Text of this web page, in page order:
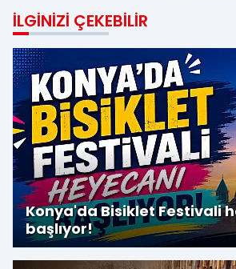
Konya'da altın fiyatları
İLGINIZI ÇEKEBILIR
Konya'da Bisiklet Festivali
başlıyor!